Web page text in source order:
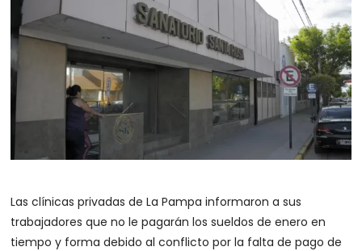
Las clínicas privadas de La Pampa informaron a sus
trabajadores que no le pagarán los sueldos de enero en
tiempo y forma debido al conflicto por la falta de pago de